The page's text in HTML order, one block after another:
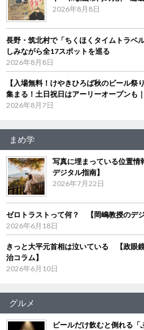
2026年8月8日
長野・筑北村で「ちくほくタイムトラベ
しみながら全17スポットを巡る
2026年8月8日
【入場無料！けやきひろば秋のビール
集まる！土日祝日はアーリーオープンも
2026年8月7日
まめ学
写真に埋まっている位置
デジタル指南】
2026年7月22日
ゼロトラストって何？ 【岡嶋教授のデジ
2026年6月18日
きっと大平元首相は泣いている 【政眼
治コラム】
2026年6月10日
グルメ
ビールだけ飲むと倒れる